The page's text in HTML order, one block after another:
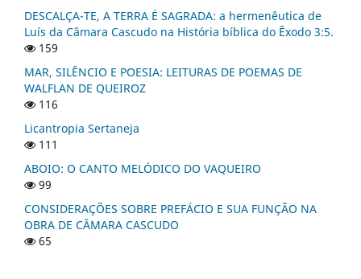
DESCALÇA-TE, A TERRA É SAGRADA: a hermenêutica de
Luís da Câmara Cascudo na História bíblica do Êxodo 3:5.
159
MAR, SILÊNCIO E POESIA: LEITURAS DE POEMAS DE
WALFLAN DE QUEIROZ
116
Licantropia Sertaneja
111
ABOIO: O CANTO MELÓDICO DO VAQUEIRO
99
CONSIDERAÇÕES SOBRE PREFÁCIO E SUA FUNÇÃO NA
OBRA DE CÂMARA CASCUDO
65